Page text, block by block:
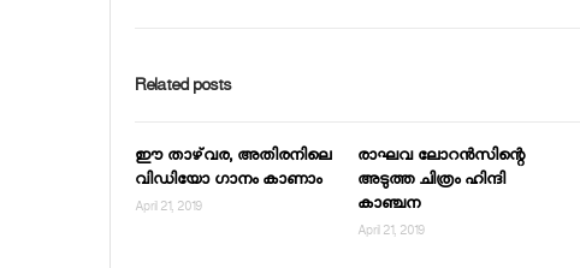
Related posts
ഈ താഴ്‌വര, അതിരനിലെ
വിഡിയോ ഗാനം കാണാം
April 21, 2019
രാഘവ ലോറന്‍സിന്റെ
അടുത്ത ചിത്രം ഹിന്ദി
കാഞ്ചന
April 21, 2019